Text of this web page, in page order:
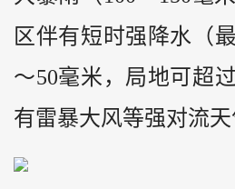
区伴有短时强降水（
～50毫米，局地可超
有雷暴大风等强对流天